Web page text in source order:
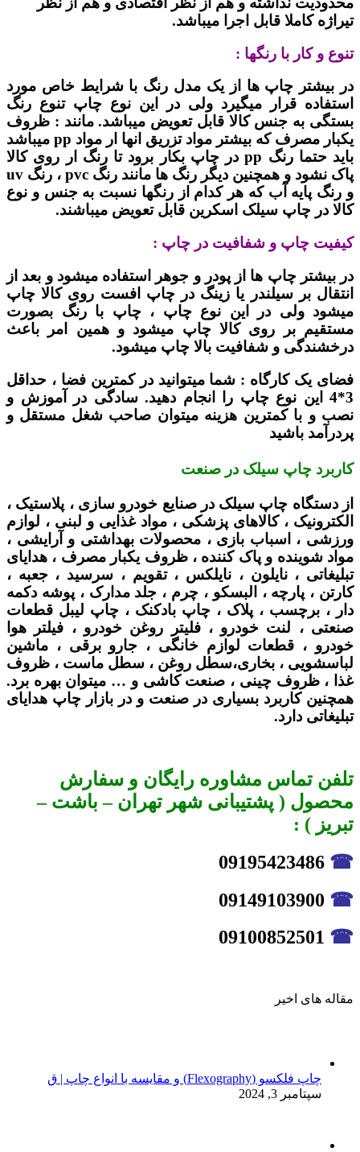
تیراژه کاملا قابل اجرا میباشد.
تنوع و کار با رنگها :
در بیشتر چاپ ها از یک مدل رنگ با شرایط خاص مورد
استفاده قرار میگیرد ولی در این نوع چاپ تنوع رنگ
بستگی به جنس کالا قابل تعویض میباشد. مانند : ظروف
یکبار مصرف که بیشتر مواد تزریق انها ار مواد pp میباشد
باید حتما رنگ pp در چاپ بکار برود تا رنگ ار روی کالا
پاک نشود و همچنین دیگر رنگ ها مانند رنگ pvc ، رنگ uv
و رنگ پایه آب که هر کدام از رنگها نسبت به جنس و نوع
کالا در چاپ سیلک اسکرین قابل تعویض میباشند.
کیفیت چاپ و شفافیت در چاپ :
در بیشتر چاپ ها از پودر و جوهر استفاده میشود و بعد از
انتقال بر سیلندر یا زینگ در چاپ افست روی کالا چاپ
میشود ولی در این نوع چاپ ، چاپ با رنگ بصورت
مستقیم بر روی کالا چاپ میشود و همین امر باعث
درخشندگی و شفافیت بالا چاپ میشود.
فضای یک کارگاه : شما میتوانید در کمترین فضا ، حداقل
3*4 این نوع چاپ را انجام دهید. سادگی در آموزش و
نصب و با کمترین هزینه میتوان صاحب شغل مستقل و
پردرآمد باشید
کاربرد چاپ سیلک در صنعت
از دستگاه چاپ سیلک در صنایع خودرو سازی ، پلاستیک ،
الکترونیک ، کالاهای پزشکی ، مواد غذایی و لبنی ، لوازم
ورزشی ، اسباب بازی ، محصولات بهداشتی و آرایشی ،
مواد شوینده و پاک کننده ، ظروف یکبار مصرف ، هدایای
تبلیغاتی ، نایلون ، نایلکس ، تقویم ، سرسید ، جعبه ،
کارتن ، پارچه ، البسکو ، چرم ، جلد مدارک ، پوشه دکمه
دار ، برچسب ، پلاک ، چاپ بادکنک ، چاپ لیبل قطعات
صنعتی ، لنت خودرو ، فلیتر روغن خودرو ، فیلتر هوا
خودرو ، قطعات لوازم خانگی ، جارو برقی ، ماشین
لباسشویی ، بخاری،سطل روغن ، سطل ماست ، ظروف
غذا ، ظروف چینی ، صنعت کاشی و … میتوان بهره برد.
همچنین کاربرد بسیاری در صنعت و در بازار چاپ هدایای
تبلیغاتی دارد.
تلفن تماس مشاوره رایگان و سفارش
محصول ( پشتیبانی شهر تهران – باشت –
تبریز ) :
☎
☎
☎
مقاله های اخیر
چاپ فلکسو (Flexography) و مقایسه با انواع چاپ | ق
سپتامبر 3, 2024